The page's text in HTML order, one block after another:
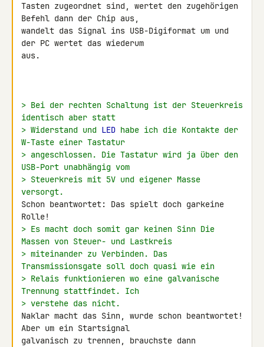
Tasten zugeordnet sind, wertet den zugehörigen
Befehl dann der Chip aus,
wandelt das Signal ins USB-Digiformat um und
der PC wertet das wiederum
aus.
> Bei der rechten Schaltung ist der Steuerkreis
identisch aber statt
> Widerstand und LED habe ich die Kontakte der
W-Taste einer Tastatur
> angeschlossen. Die Tastatur wird ja über den
USB-Port unabhängig vom
> Steuerkreis mit 5V und eigener Masse
versorgt.
Schon beantwortet: Das spielt doch garkeine
> Es macht doch somit gar keinen Sinn Die
Massen von Steuer- und Lastkreis
> miteinander zu Verbinden. Das
Transmissionsgate soll doch quasi wie ein
> Relais funktionieren wo eine galvanische
Trennung stattfindet. Ich
> verstehe das nicht.
Naklar macht das Sinn, wurde schon beantwortet!
Aber um ein Startsignal
galvanisch zu trennen, brauchste dann